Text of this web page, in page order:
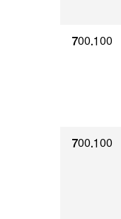
700.100
700.100